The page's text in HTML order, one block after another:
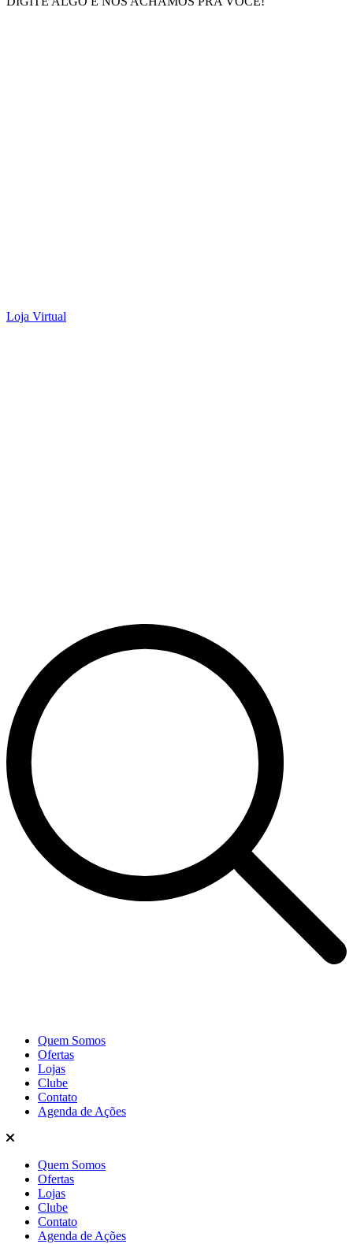
Loja Virtual
Quem Somos
Ofertas
Lojas
Clube
Contato
Agenda de Ações
Quem Somos
Ofertas
Lojas
Clube
Contato
Agenda de Ações